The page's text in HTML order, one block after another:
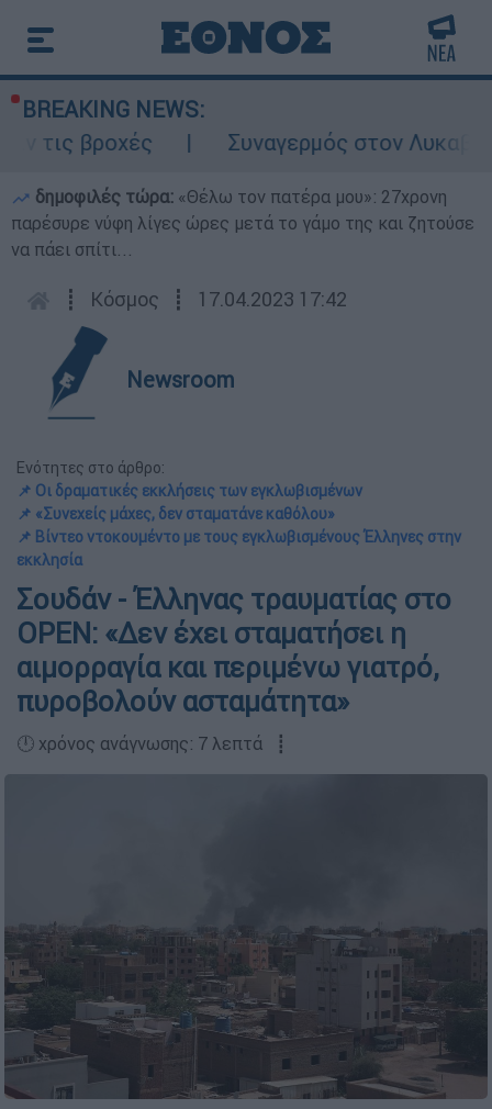
BREAKING NEWS:
Συναγερμός στον Λυκαβηττό:
δημοφιλές τώρα: «Θέλω τον πατέρα μου»: 27χρονη
παρέσυρε νύφη λίγες ώρες μετά το γάμο της και ζητούσε
να πάει σπίτι...
┋ Κόσμος ┋ 17.04.2023 17:42
Newsroom
Ενότητες στο άρθρο:
📌 Οι δραματικές εκκλήσεις των εγκλωβισμένων
📌 «Συνεχείς μάχες, δεν σταματάνε καθόλου»
📌 Βίντεο ντοκουμέντο με τους εγκλωβισμένους Έλληνες στην
εκκλησία
Σουδάν - Έλληνας τραυματίας στο
OPEN: «Δεν έχει σταματήσει η
αιμορραγία και περιμένω γιατρό,
πυροβολούν ασταμάτητα»
🕛 χρόνος ανάγνωσης: 7 λεπτά ┋